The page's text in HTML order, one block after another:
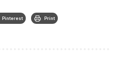
Pinterest Print